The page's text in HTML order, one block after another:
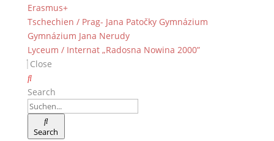
Erasmus+
Tschechien / Prag- Jana Patočky Gymnázium
Gymnázium Jana Nerudy
Lyceum / Internat „Radosna Nowina 2000”
Close
Search
Search